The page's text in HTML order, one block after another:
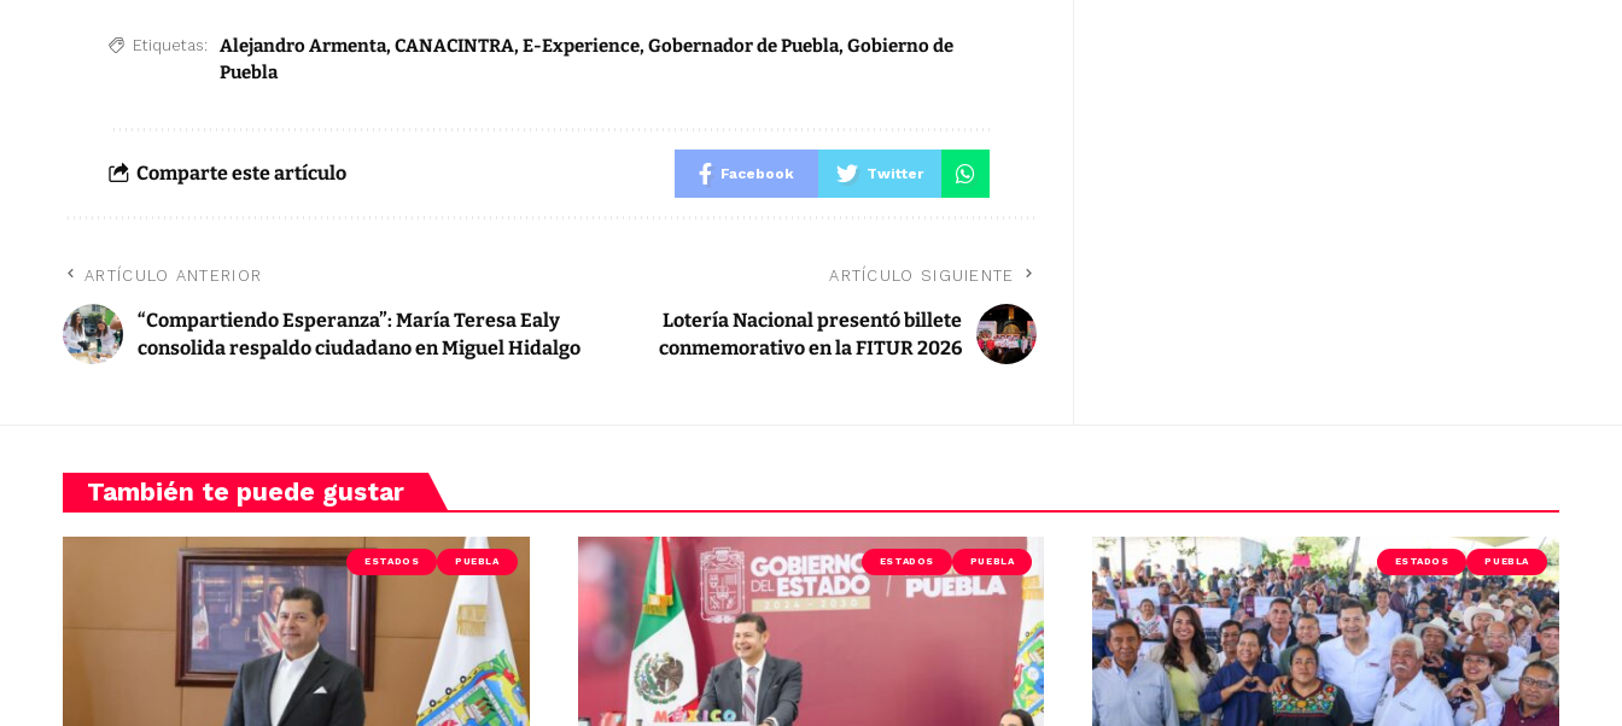
Etiquetas: Alejandro Armenta,CANACINTRA,E-Experience,Gobernador de Puebla,Gobierno de
Puebla
Comparte este artículo Facebook Twitter
ARTÍCULO ANTERIOR
“Compartiendo Esperanza”: María Teresa Ealy
consolida respaldo ciudadano en Miguel Hidalgo
ARTÍCULO SIGUIENTE
Lotería Nacional presentó billete
conmemorativo en la FITUR 2026
También te puede gustar
ESTADOS PUEBLA ESTADOS PUEBLA ESTADOS PUEBLA